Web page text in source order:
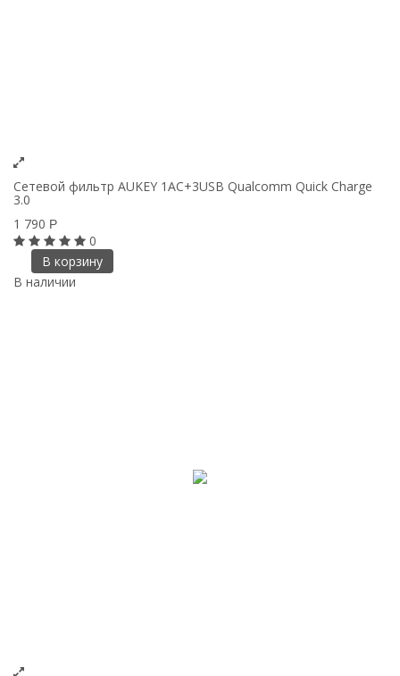
Cетевой фильтр AUKEY 1AC+3USB Qualcomm Quick Charge
3.0
1 790 Р
0
В корзину
В наличии